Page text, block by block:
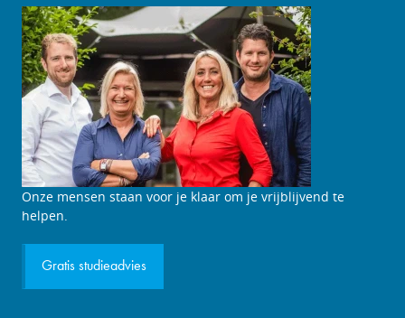
Studieadviesgesprek
aanvragen
Onze mensen staan voor je klaar om je vrijblijvend te
helpen.
Gratis studieadvies